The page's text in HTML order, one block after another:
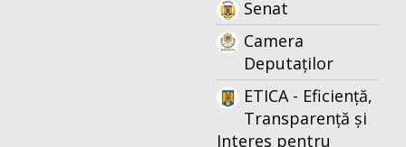
Senat
Camera
Deputaților
ETICA - Eficiență,
Transparență și
Interes pentru